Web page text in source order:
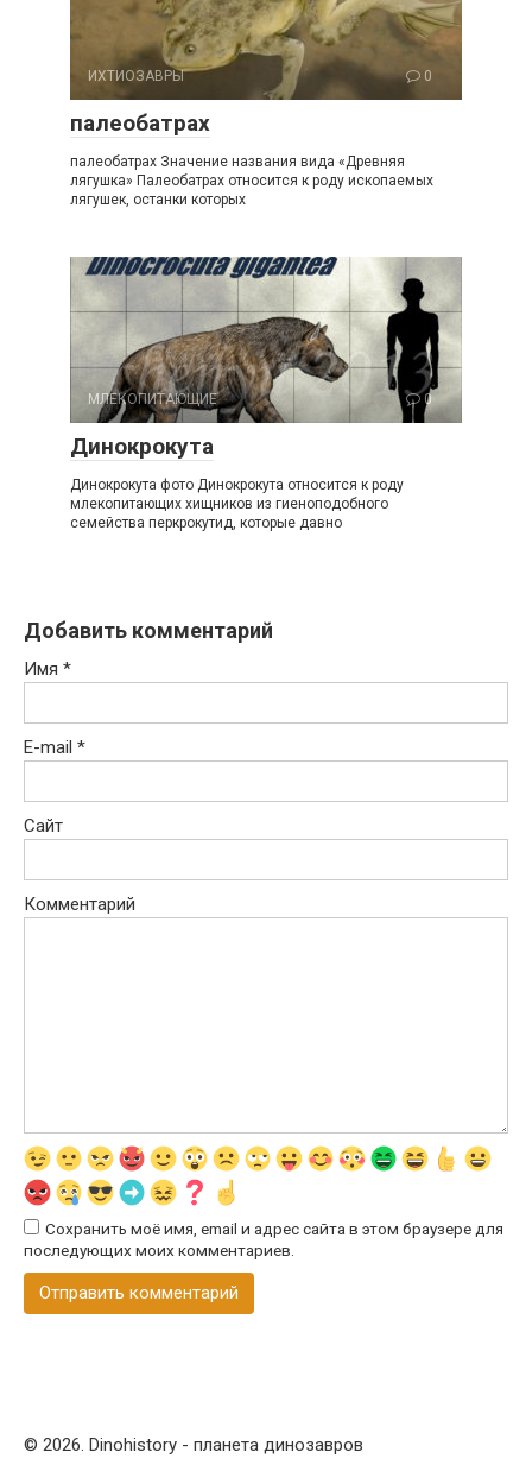
ИХТИОЗАВРЫ 0
палеобатрах
палеобатрах Значение названия вида «Древняя
лягушка» Палеобатрах относится к роду ископаемых
лягушек, останки которых
МЛЕКОПИТАЮЩИЕ 0
Динокрокута
Динокрокута фото Динокрокута относится к роду
млекопитающих хищников из гиеноподобного
семейства перкрокутид, которые давно
Добавить комментарий
Имя *
E-mail *
Сайт
Комментарий
Сохранить моё имя, email и адрес сайта в этом браузере для
последующих моих комментариев.
© 2026. Dinohistory - планета динозавров